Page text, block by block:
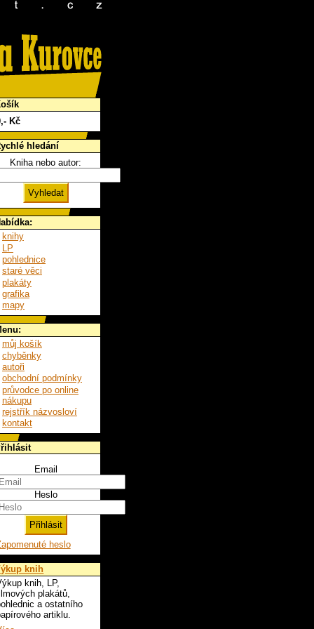
,- Kč
hledání
Kniha nebo autor:
knihy
LP
pohlednice
staré věci
plakáty
grafika
mapy
můj košík
chyběnky
autoři
obchodní podmínky
průvodce po online
nákupu
rejstřík názvosloví
kontakt
Email
Heslo
heslo
knih
knih, LP,
plakátů,
a ostatního
artiklu.